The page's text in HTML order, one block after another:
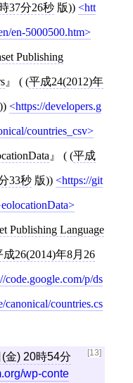
37分26秒 版)) htt
en-5000500.htm
Publishing
( (平成24(2012)年
https://developers.g
countries_csv
( (平成
33秒 版)) https://git
Publishing Language
成26(2014)年8月26
code.google.com/p/ds
canonical/countries.cs
[13]
金) 20時54分
wp-conte